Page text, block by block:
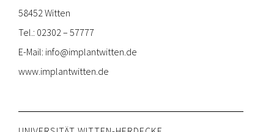
58452 Witten
Tel.: 02302 – 57777
E-Mail: info@implantwitten.de
www.implantwitten.de